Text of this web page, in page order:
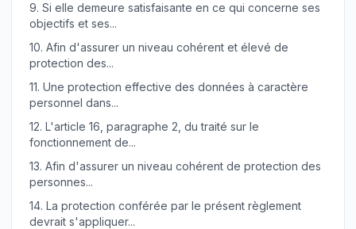
9. Si elle demeure satisfaisante en ce qui concerne ses
objectifs et ses...
10. Afin d'assurer un niveau cohérent et élevé de
protection des...
11. Une protection effective des données à caractère
personnel dans...
12. L'article 16, paragraphe 2, du traité sur le
fonctionnement de...
13. Afin d'assurer un niveau cohérent de protection des
personnes...
14. La protection conférée par le présent règlement
devrait s'appliquer...